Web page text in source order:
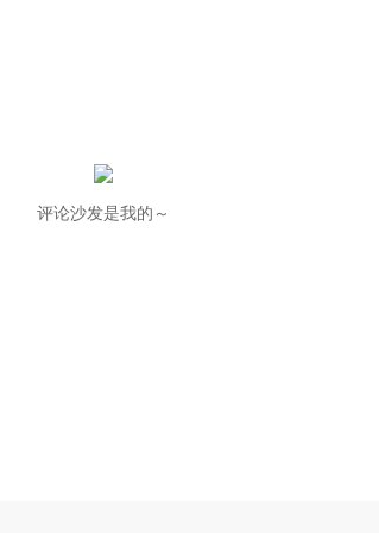
评论沙发是我的～